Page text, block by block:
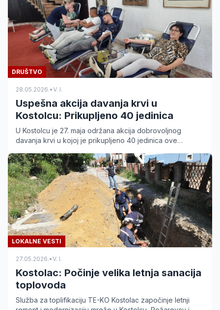
DRUŠTVO
28.05.2026.•V. I.
Uspešna akcija davanja krvi u
Kostolcu: Prikupljeno 40 jedinica
U Kostolcu je 27. maja održana akcija dobrovoljnog
davanja krvi u kojoj je prikupljeno 40 jedinica ove
LOKALNE VESTI
27.05.2026.•V. I.
Kostolac: Počinje velika letnja sanacija
toplovoda
Služba za toplifikaciju TE-KO Kostolac započinje letnji